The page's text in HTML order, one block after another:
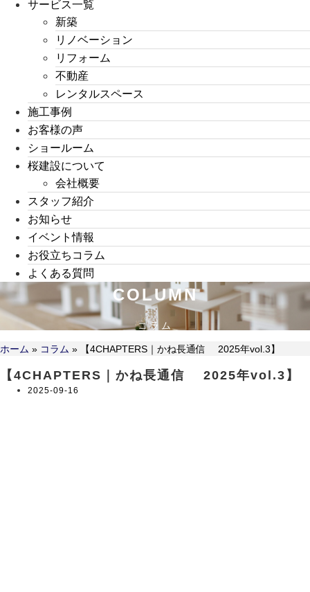
サービス一覧
新築
リノベーション
リフォーム
不動産
レンタルスペース
施工事例
お客様の声
ショールーム
桜建設について
会社概要
スタッフ紹介
お知らせ
イベント情報
お役立ちコラム
よくある質問
COLUMN
コラム
ホーム » コラム » 【4CHAPTERS｜かね長通信 2025年vol.3】
【4CHAPTERS｜かね長通信 2025年vol.3】
2025-09-16